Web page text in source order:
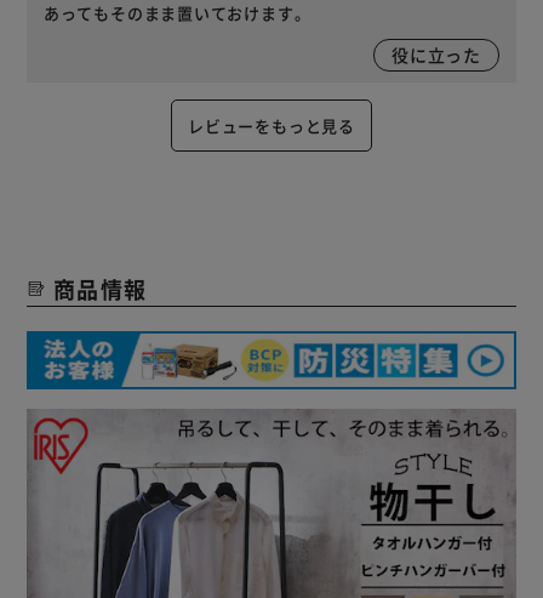
あってもそのまま置いておけます。
役に立った
レビューをもっと見る
商品情報